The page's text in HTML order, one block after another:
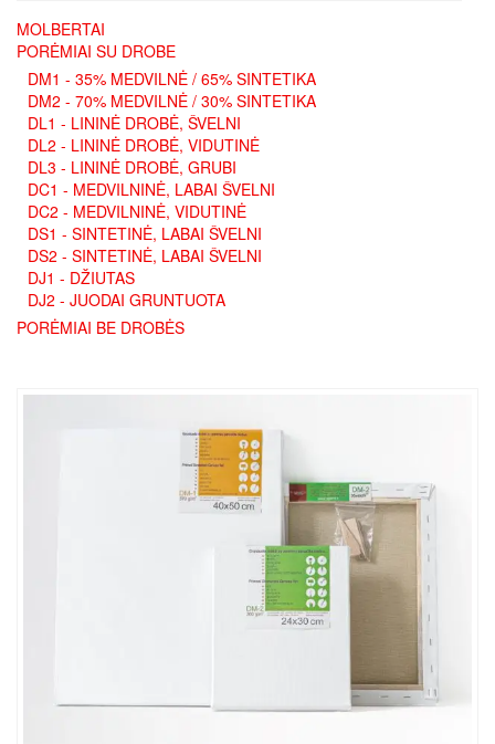
MOLBERTAI
PORĖMIAI SU DROBE
DM1 - 35% MEDVILNĖ / 65% SINTETIKA
DM2 - 70% MEDVILNĖ / 30% SINTETIKA
DL1 - LININĖ DROBĖ, ŠVELNI
DL2 - LININĖ DROBĖ, VIDUTINĖ
DL3 - LININĖ DROBĖ, GRUBI
DC1 - MEDVILNINĖ, LABAI ŠVELNI
DC2 - MEDVILNINĖ, VIDUTINĖ
DS1 - SINTETINĖ, LABAI ŠVELNI
DS2 - SINTETINĖ, LABAI ŠVELNI
DJ1 - DŽIUTAS
DJ2 - JUODAI GRUNTUOTA
PORĖMIAI BE DROBĖS